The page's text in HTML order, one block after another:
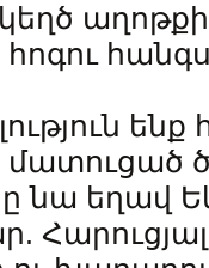
նա եղավ